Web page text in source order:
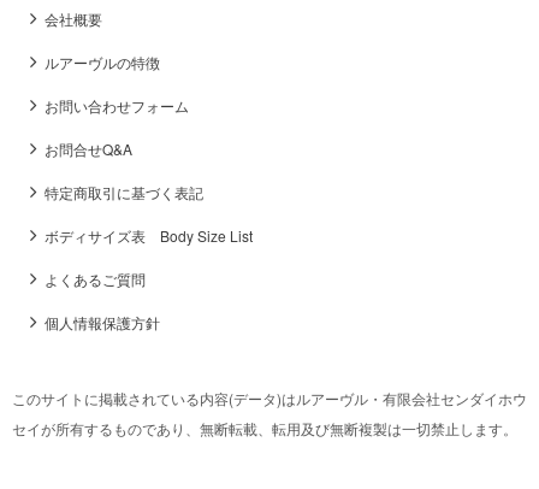
会社概要
ルアーヴルの特徴
お問い合わせフォーム
お問合せQ&A
特定商取引に基づく表記
ボディサイズ表 Body Size List
よくあるご質問
個人情報保護方針
このサイトに掲載されている内容(データ)はルアーヴル・有限会社センダイホウ
セイが所有するものであり、無断転載、転用及び無断複製は一切禁止します。